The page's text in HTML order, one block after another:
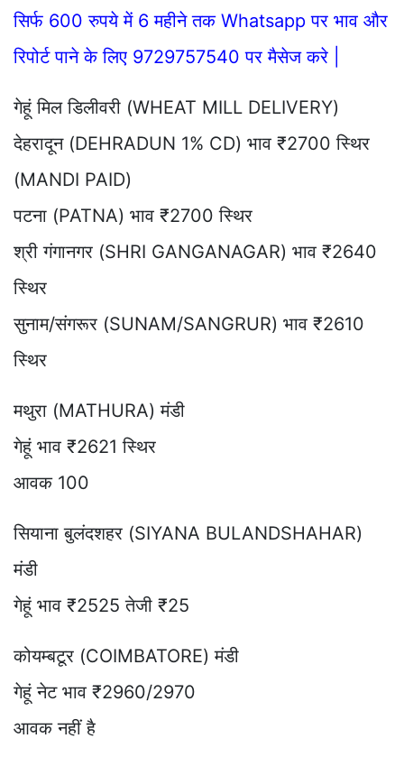
सिर्फ 600 रुपये में 6 महीने तक Whatsapp पर भाव और
रिपोर्ट पाने के लिए 9729757540 पर मैसेज करे |
गेहूं मिल डिलीवरी (WHEAT MILL DELIVERY)
देहरादून (DEHRADUN 1% CD) भाव ₹2700 स्थिर
(MANDI PAID)
पटना (PATNA) भाव ₹2700 स्थिर
श्री गंगानगर (SHRI GANGANAGAR) भाव ₹2640
स्थिर
सुनाम/संगरूर (SUNAM/SANGRUR) भाव ₹2610
स्थिर
मथुरा (MATHURA) मंडी
गेहूं भाव ₹2621 स्थिर
आवक 100
सियाना बुलंदशहर (SIYANA BULANDSHAHAR)
मंडी
गेहूं भाव ₹2525 तेजी ₹25
कोयम्बटूर (COIMBATORE) मंडी
गेहूं नेट भाव ₹2960/2970
आवक नहीं है